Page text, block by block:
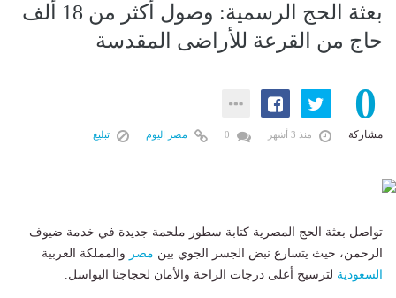
بعثة الحج الرسمية: وصول أكثر من 18 ألف
حاج من القرعة للأراضى المقدسة
0
مشاركة منذ 3 أشهر مصر اليوم تبليغ
تواصل بعثة الحج المصرية كتابة سطور ملحمة جديدة في خدمة ضيوف
الرحمن، حيث يتسارع نبض الجسر الجوي بين مصر والمملكة العربية
السعودية لترسيخ أعلى درجات الراحة والأمان لحجاجنا البواسل.